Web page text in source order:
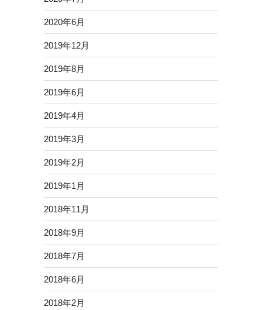
2020年6月
2019年12月
2019年8月
2019年6月
2019年4月
2019年3月
2019年2月
2019年1月
2018年11月
2018年9月
2018年7月
2018年6月
2018年2月